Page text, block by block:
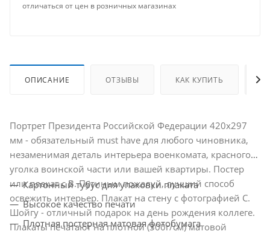
отличаться от цен в розничных магазинах
ОПИСАНИЕ ОТЗЫВЫ КАК КУПИТЬ
Портрет Президента Российской Федерации 420х297
мм - обязательный must have для любого чиновника,
незаменимая деталь интерьера военкомата, красного
уголка воинской части или вашей квартиры. Постер
или плакат с В. Путиным пожалуй, лучший способ
освежить интерьер. Плакат на стену с фотографией С.
Шойгу - отличный подарок на день рождения коллеге.
Плакаты печатают на плотной (300г/см) матовой
Картонный тубус для упаковки плаката
Высокое качество печати
Плотная постерная матовая фотобумага